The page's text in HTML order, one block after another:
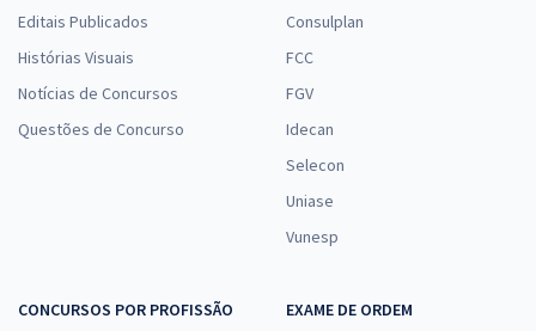
Editais Publicados
Histórias Visuais
Notícias de Concursos
Questões de Concurso
Consulplan
FCC
FGV
Idecan
Selecon
Uniase
Vunesp
CONCURSOS POR PROFISSÃO
EXAME DE ORDEM